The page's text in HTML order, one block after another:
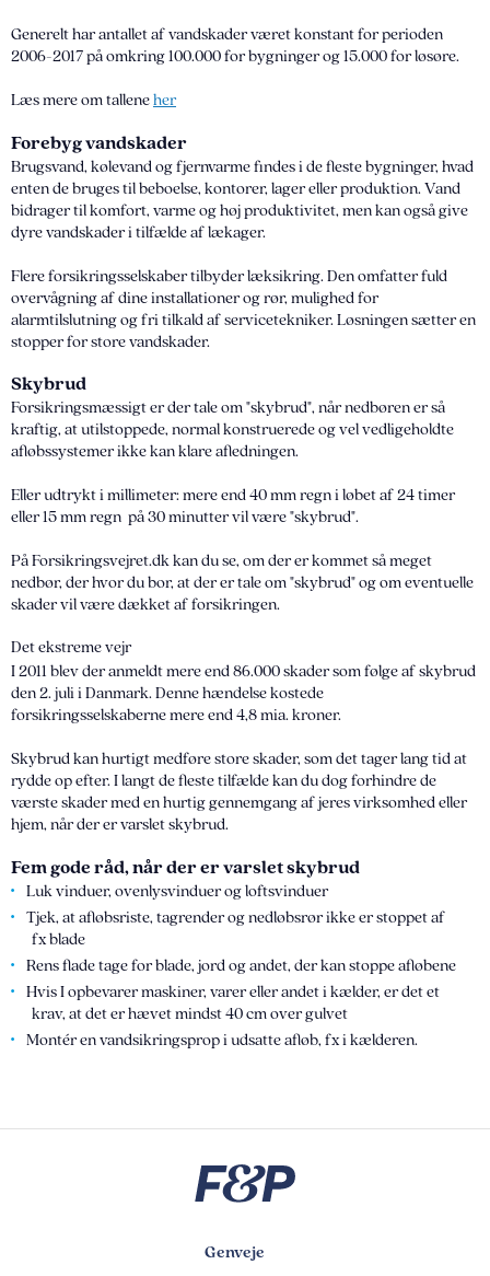
Generelt har antallet af vandskader været konstant for perioden
2006-2017 på omkring 100.000 for bygninger og 15.000 for løsøre.
Læs mere om tallene her
Forebyg vandskader
Brugsvand, kølevand og fjernvarme findes i de fleste bygninger, hvad
enten de bruges til beboelse, kontorer, lager eller produktion. Vand
bidrager til komfort, varme og høj produktivitet, men kan også give
dyre vandskader i tilfælde af lækager.
Flere forsikringsselskaber tilbyder læksikring. Den omfatter fuld
overvågning af dine installationer og rør, mulighed for
alarmtilslutning og fri tilkald af servicetekniker. Løsningen sætter en
stopper for store vandskader.
Skybrud
Forsikringsmæssigt er der tale om "skybrud", når nedbøren er så
kraftig, at utilstoppede, normal konstruerede og vel vedligeholdte
afløbssystemer ikke kan klare afledningen.
Eller udtrykt i millimeter: mere end 40 mm regn i løbet af 24 timer
eller 15 mm regn på 30 minutter vil være "skybrud".
På Forsikringsvejret.dk kan du se, om der er kommet så meget
nedbør, der hvor du bor, at der er tale om "skybrud" og om eventuelle
skader vil være dækket af forsikringen.
Det ekstreme vejr
I 2011 blev der anmeldt mere end 86.000 skader som følge af skybrud
den 2. juli i Danmark. Denne hændelse kostede
forsikringsselskaberne mere end 4,8 mia. kroner.
Skybrud kan hurtigt medføre store skader, som det tager lang tid at
rydde op efter. I langt de fleste tilfælde kan du dog forhindre de
værste skader med en hurtig gennemgang af jeres virksomhed eller
hjem, når der er varslet skybrud.
Fem gode råd, når der er varslet skybrud
Luk vinduer, ovenlysvinduer og loftsvinduer
Tjek, at afløbsriste, tagrender og nedløbsrør ikke er stoppet af
fx blade
Rens flade tage for blade, jord og andet, der kan stoppe afløbene
Hvis I opbevarer maskiner, varer eller andet i kælder, er det et
krav, at det er hævet mindst 40 cm over gulvet
Montér en vandsikringsprop i udsatte afløb, fx i kælderen.
Genveje